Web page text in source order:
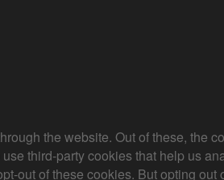
the website. Out of these, the
third-party cookies that help us
out of these cookies. But opting